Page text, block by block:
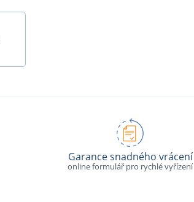
Garance snadného vrácení
online formulář pro rychlé vyřízení